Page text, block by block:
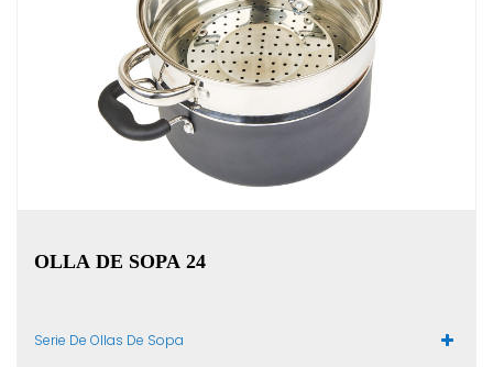
OLLA DE SOPA 24
Serie De Ollas De Sopa